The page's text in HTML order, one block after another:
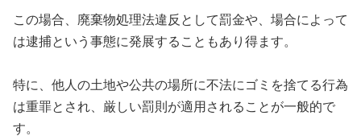
この場合、廃棄物処理法違反として罰金や、場合によって
は逮捕という事態に発展することもあり得ます。
特に、他人の土地や公共の場所に不法にゴミを捨てる行為
は重罪とされ、厳しい罰則が適用されることが一般的で
す。